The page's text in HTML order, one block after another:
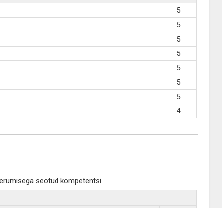
5
5
5
5
5
5
5
4
seotud kompetentsi.